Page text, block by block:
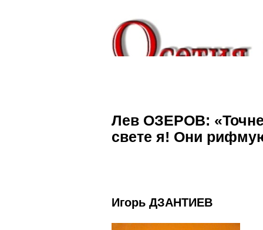
Лев ОЗЕРОВ:
свете я! Они
Игорь ДЗАНТИЕВ